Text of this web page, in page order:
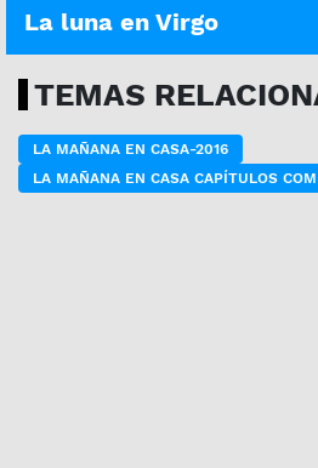
La luna en Virgo
TEMAS
LA MAÑANA EN CASA-2016
LA MAÑANA EN CASA CAPÍTULOS